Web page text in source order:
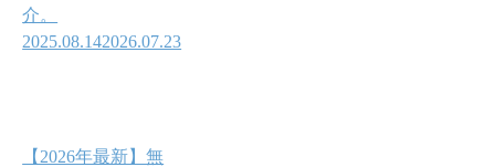
介。
2025.08.142026.07.23
【2026年最新】無